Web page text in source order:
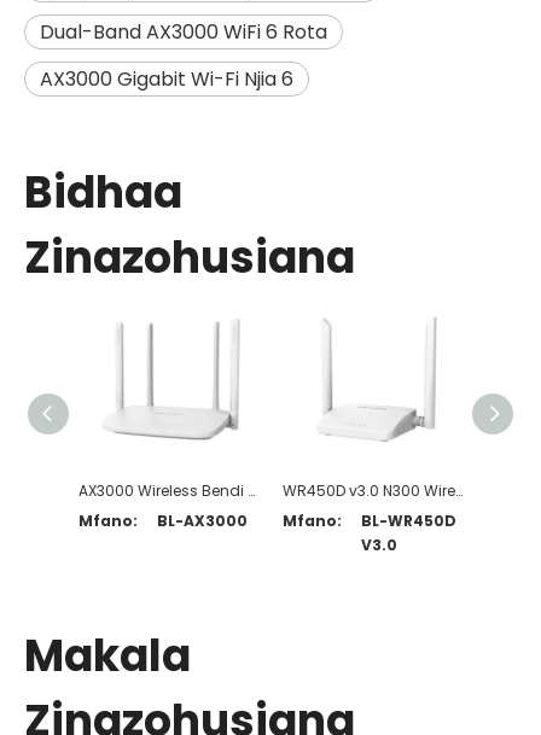
Dual-Band AX3000 WiFi 6 Rota
AX3000 Gigabit Wi-Fi Njia 6
Bidhaa
Zinazohusiana
AX3000 Wireless Bendi ya Wi-Fi 6 Rota
Mfano:
BL-AX3000
WR450D v3.0 N300 Wireless Router
Mfano:
BL-WR450D
V3.0
Makala
Zinazohusiana